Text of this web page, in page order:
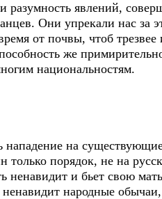
разумность явлений,
Они упрекали нас за
от почвы, чтоб трезвее
же
национальностям.
на
порядок, не на
ненавидит и бьет свою
народные